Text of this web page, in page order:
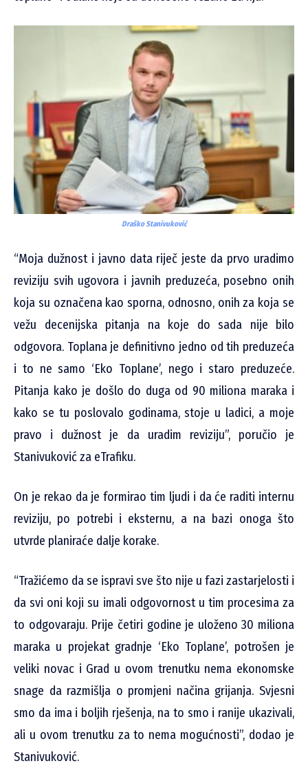
Draško Stanivuković
“Moja dužnost i javno data riječ jeste da prvo uradimo
reviziju svih ugovora i javnih preduzeća, posebno onih
koja su označena kao sporna, odnosno, onih za koja se
vežu decenijska pitanja na koje do sada nije bilo
odgovora. Toplana je definitivno jedno od tih preduzeća
i to ne samo ‘Eko Toplane’, nego i staro preduzeće.
Pitanja kako je došlo do duga od 90 miliona maraka i
kako se tu poslovalo godinama, stoje u ladici, a moje
pravo i dužnost je da uradim reviziju”, poručio je
Stanivuković za eTrafiku.
On je rekao da je formirao tim ljudi i da će raditi internu
reviziju, po potrebi i eksternu, a na bazi onoga što
utvrde planiraće dalje korake.
“Tražićemo da se ispravi sve što nije u fazi zastarjelosti i
da svi oni koji su imali odgovornost u tim procesima za
to odgovaraju. Prije četiri godine je uloženo 30 miliona
maraka u projekat gradnje ‘Eko Toplane’, potrošen je
veliki novac i Grad u ovom trenutku nema ekonomske
snage da razmišlja o promjeni načina grijanja. Svjesni
smo da ima i boljih rješenja, na to smo i ranije ukazivali,
ali u ovom trenutku za to nema mogućnosti”, dodao je
Stanivuković.